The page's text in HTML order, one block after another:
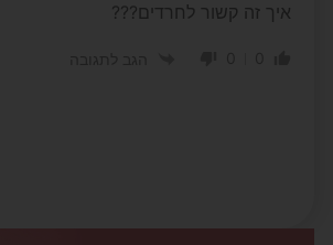
איך זה קשור לחרדים???